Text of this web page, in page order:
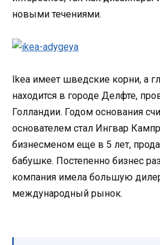
новыми течениями.
Ikea имеет шведские корни, а
находится в городе Делфте,
Голландии. Годом основания
основателем стал Ингвар
бизнесменом еще в 5 лет,
бабушке. Постепенно бизнес
компания имела большую
международный рынок.